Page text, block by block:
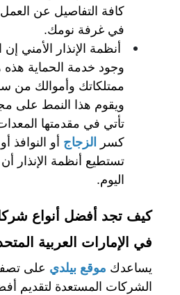
كافة التفاصيل عن
في غرفة نومك.
أنظمة الإنذار الأمني
وجود خدمة الحماية
ممتلكاتك وأموالك من
ويقوم هذا النمط على
تأتي في مقدمتها
كسر
الزجاج أو النوافذ
تستطيع أنظمة الإنذار
اليوم.
كيف تجد أفضل أنواع
في الإمارات العربية
يساعدك موقع بيلدي على
الشركات المستعدة لتقديم